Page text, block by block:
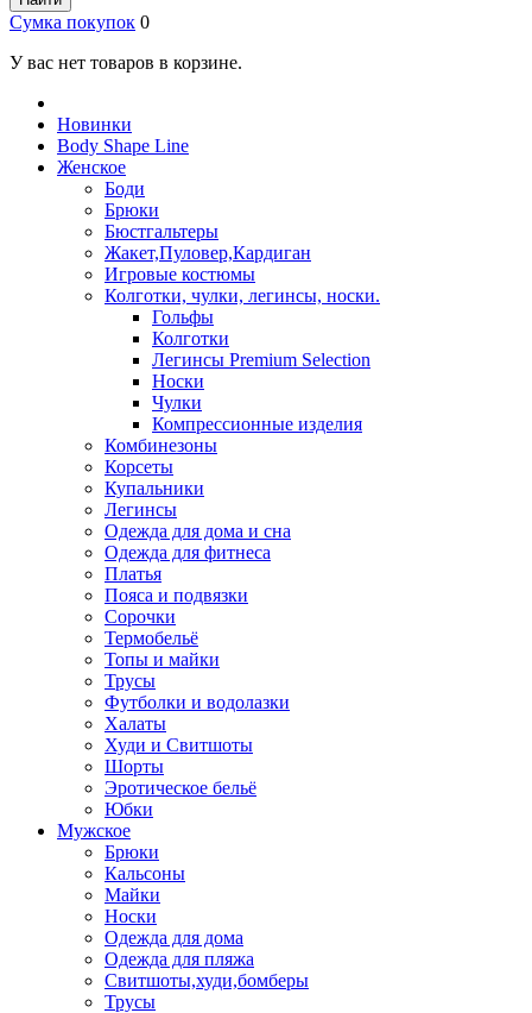
Сумка покупок 0
У вас нет товаров в корзине.
Новинки
Body Shape Line
Женское
Боди
Брюки
Бюстгальтеры
Жакет,Пуловер,Кардиган
Игровые костюмы
Колготки, чулки, легинсы, носки.
Гольфы
Колготки
Легинсы Premium Selection
Носки
Чулки
Компрессионные изделия
Комбинезоны
Корсеты
Купальники
Легинсы
Одежда для дома и сна
Одежда для фитнеса
Платья
Пояса и подвязки
Сорочки
Термобельё
Топы и майки
Трусы
Футболки и водолазки
Халаты
Худи и Свитшоты
Шорты
Эротическое бельё
Юбки
Мужское
Брюки
Кальсоны
Майки
Носки
Одежда для дома
Одежда для пляжа
Свитшоты,худи,бомберы
Трусы